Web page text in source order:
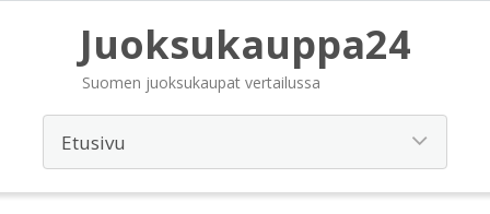
Juoksukauppa24
Suomen juoksukaupat vertailussa